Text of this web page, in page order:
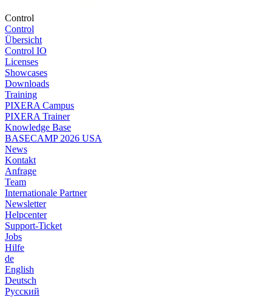
Control
Control
Übersicht
Control IO
Licenses
Showcases
Downloads
Training
PIXERA Campus
PIXERA Trainer
Knowledge Base
BASECAMP 2026 USA
News
Kontakt
Anfrage
Team
Internationale Partner
Newsletter
Helpcenter
Support-Ticket
Jobs
Hilfe
de
English
Deutsch
Pусский